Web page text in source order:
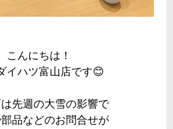
こんにちは！
イハツ富山店です😊
先週の大雪の影響で
品などのお問合せが